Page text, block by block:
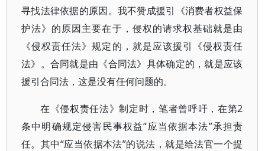
寻找法律依据的原因。我不赞成援引《消费者权益保
护法》的原因主要在于，侵权的请求权基础就是由
《侵权责任法》规定的，就是应该援引《侵权责任
法》。合同就是由《合同法》具体确定的，就是应该
援引合同法，这是没有任何问题的。
在《侵权责任法》制定时，笔者曾呼吁，在第2
条中明确规定侵害民事权益“应当依据本法”承担责
任。其中“应当依据本法”的说法，就是给法官一个提